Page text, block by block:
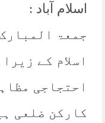
اسلام آباد :
جمعۃ
اسلام کے
احتجاجی
کارکن ضلعی